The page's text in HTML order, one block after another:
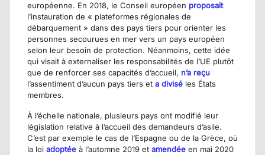
européenne. En 2018, le Conseil européen proposait
l’instauration de « plateformes régionales de
débarquement » dans des pays tiers pour orienter les
personnes secourues en mer vers un pays européen
selon leur besoin de protection. Néanmoins, cette idée
qui visait à externaliser les responsabilités de l’UE plutôt
que de renforcer ses capacités d’accueil, n’a reçu
l’assentiment d’aucun pays tiers et a divisé les États
membres.
À l’échelle nationale, plusieurs pays ont modifié leur
législation relative à l’accueil des demandeurs d’asile.
C’est par exemple le cas de l’Espagne ou de la Grèce, où
la loi adoptée à l’automne 2019 et amendée en mai 2020